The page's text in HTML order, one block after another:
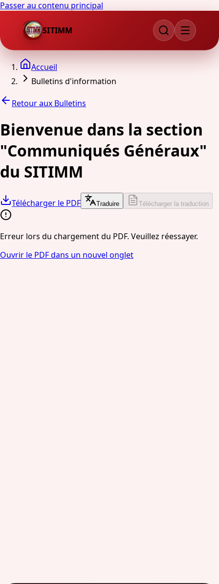
Passer au contenu principal
SITIMM
Accueil
Bulletins d'information
Retour aux Bulletins
Bienvenue dans la section
"Communiqués Généraux"
du SITIMM
Télécharger le PDF Traduire Télécharger la traduction
Erreur lors du chargement du PDF. Veuillez réessayer.
Ouvrir le PDF dans un nouvel onglet